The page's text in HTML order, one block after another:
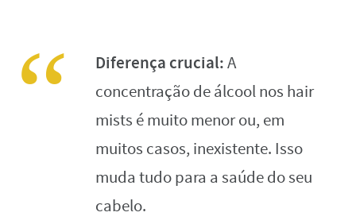
Diferença crucial:A
concentração de álcool nos hair
mists é muito menor ou, em
muitos casos, inexistente. Isso
muda tudo para a saúde do seu
cabelo.